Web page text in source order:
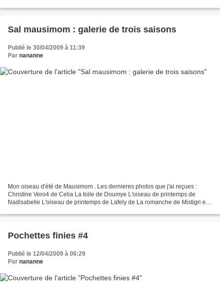
Sal mausimom : galerie de trois saisons
Publié le 30/04/2009 à 11:39
Par nananne
Mon oiseau d'été de Mausimom . Les dernieres photos que j'ai reçues :
Christine Vero4 de Celia La toile de Doumye L'oiseau de printemps de
Nadisabelle L'oiseau de printemps de Lafely de La romanche de Mistigri et
Pochettes finies #4
Publié le 12/04/2009 à 06:29
Par nananne